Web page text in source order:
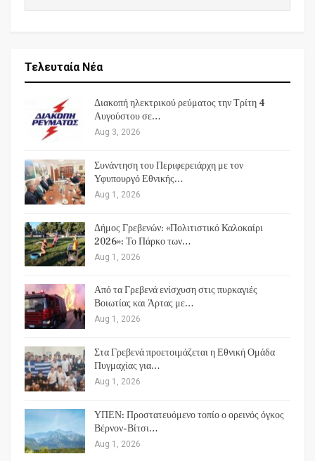
Τελευταία Νέα
Διακοπή ηλεκτρικού ρεύματος την Τρίτη 4
Αυγούστου σε…
Aug 3, 2026
Συνάντηση του Περιφερειάρχη με τον
Υφυπουργό Εθνικής…
Aug 1, 2026
Δήμος Γρεβενών: «Πολιτιστικό Καλοκαίρι
2026»: Το Πάρκο των…
Aug 1, 2026
Από τα Γρεβενά ενίσχυση στις πυρκαγιές
Βοιωτίας και Άρτας με…
Aug 1, 2026
Στα Γρεβενά προετοιμάζεται η Εθνική Ομάδα
Πυγμαχίας για…
Aug 1, 2026
ΥΠΕΝ: Προστατευόμενο τοπίο ο ορεινός όγκος
Βέρνον-Βίτσι…
Aug 1, 2026